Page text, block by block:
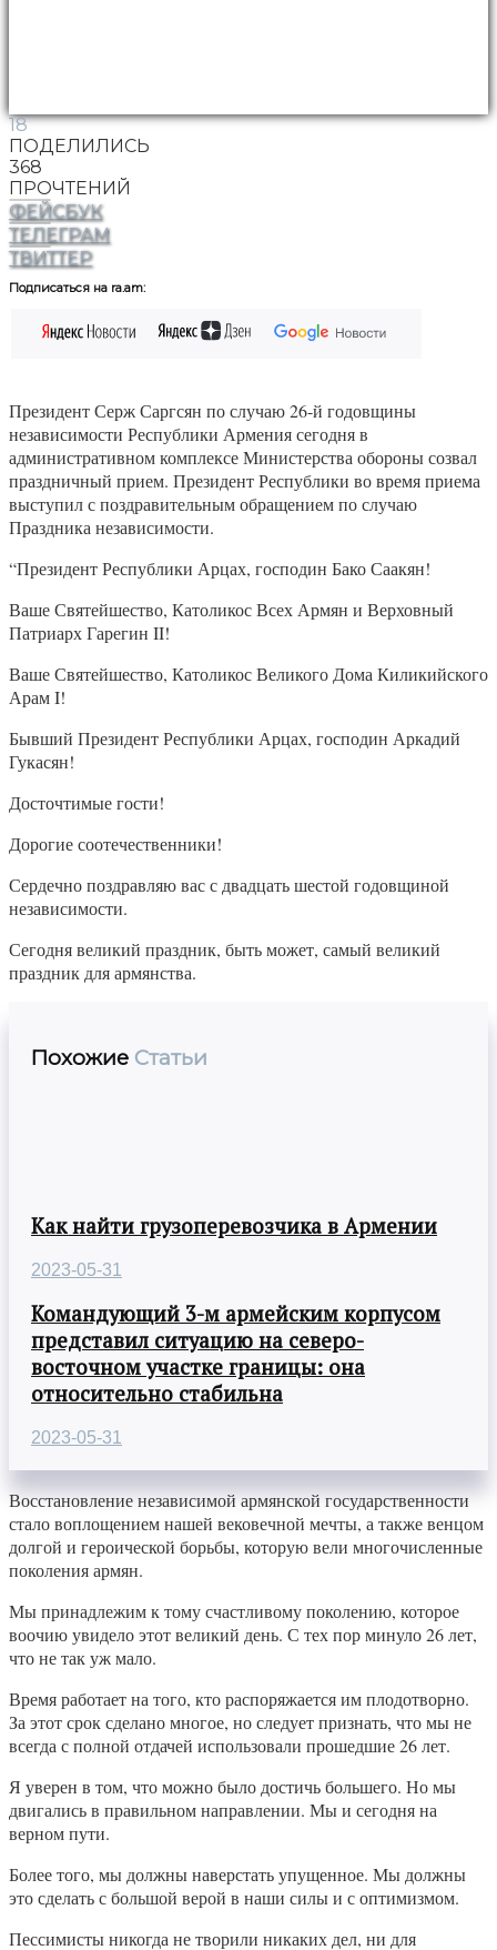
18
ПОДЕЛИЛИСЬ
368
ПРОЧТЕНИЙ
ФЕЙСБУК
ТЕЛЕГРАМ
ТВИТТЕР
Подписаться на ra.am:
Президент Серж Саргсян по случаю 26-й годовщины
независимости Республики Армения сегодня в
административном комплексе Министерства обороны созвал
праздничный прием. Президент Республики во время приема
выступил с поздравительным обращением по случаю
Праздника независимости.
“Президент Республики Арцах, господин Бако Саакян!
Ваше Святейшество, Католикос Всех Армян и Верховный
Патриарх Гарегин II!
Ваше Святейшество, Католикос Великого Дома Киликийского
Арам I!
Бывший Президент Республики Арцах, господин Аркадий
Гукасян!
Досточтимые гости!
Дорогие соотечественники!
Сердечно поздравляю вас с двадцать шестой годовщиной
независимости.
Сегодня великий праздник, быть может, самый великий
праздник для армянства.
Похожие Статьи
Как найти грузоперевозчика в Армении
2023-05-31
Командующий 3-м армейским корпусом
представил ситуацию на северо-
восточном участке границы: она
относительно стабильна
2023-05-31
Восстановление независимой армянской государственности
стало воплощением нашей вековечной мечты, а также венцом
долгой и героической борьбы, которую вели многочисленные
поколения армян.
Мы принадлежим к тому счастливому поколению, которое
воочию увидело этот великий день. С тех пор минуло 26 лет,
что не так уж мало.
Время работает на того, кто распоряжается им плодотворно.
За этот срок сделано многое, но следует признать, что мы не
всегда с полной отдачей использовали прошедшие 26 лет.
Я уверен в том, что можно было достичь большего. Но мы
двигались в правильном направлении. Мы и сегодня на
верном пути.
Более того, мы должны наверстать упущенное. Мы должны
это сделать с большой верой в наши силы и с оптимизмом.
Пессимисты никогда не творили никаких дел, ни для